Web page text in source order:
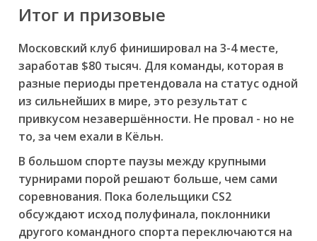
Итог и призовые
Московский клуб финишировал на 3-4 месте,
заработав $80 тысяч. Для команды, которая в
разные периоды претендовала на статус одной
из сильнейших в мире, это результат с
привкусом незавершённости. Не провал - но не
то, за чем ехали в Кёльн.
В большом спорте паузы между крупными
турнирами порой решают больше, чем сами
соревнования. Пока болельщики CS2
обсуждают исход полуфинала, поклонники
другого командного спорта переключаются на